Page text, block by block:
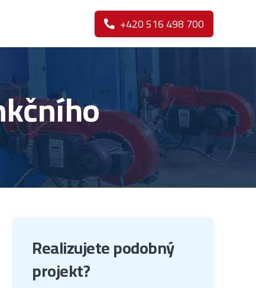
 +420 516 498 700
Realizujete podobný
projekt?